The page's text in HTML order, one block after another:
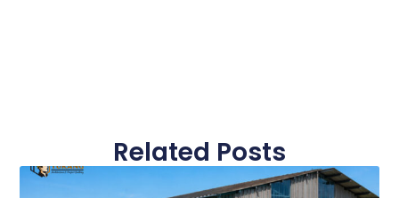
Related Posts